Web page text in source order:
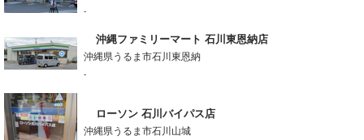
-
沖縄ファミリーマート 石川東恩納店
沖縄県うるま市石川東恩納
-
ローソン 石川バイパス店
沖縄県うるま市石川山城